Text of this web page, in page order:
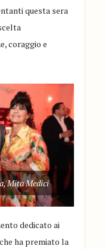
questa sera
coraggio e
Mita Medici
dedicato ai
ha premiato la